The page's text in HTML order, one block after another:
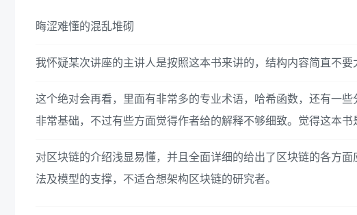
晦涩难懂的混乱堆砌
我怀疑某次讲座的主讲人是按照这本书来讲的，结构内容简直不要
这个绝对会再看，里面有非常多的专业术语，哈希函数，还有一
非常基础，不过有些方面觉得作者给的解释不够细致。觉得这本
对区块链的介绍浅显易懂，并且全面详细的给出了区块链的各方
法及模型的支撑，不适合想架构区块链的研究者。